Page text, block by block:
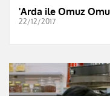
'Arda ile Omuz
22/12/2017